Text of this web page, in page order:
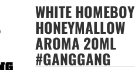
WHITE HOMEBOY
HONEYMALLOW
AROMA 20ML
#GANGGANG